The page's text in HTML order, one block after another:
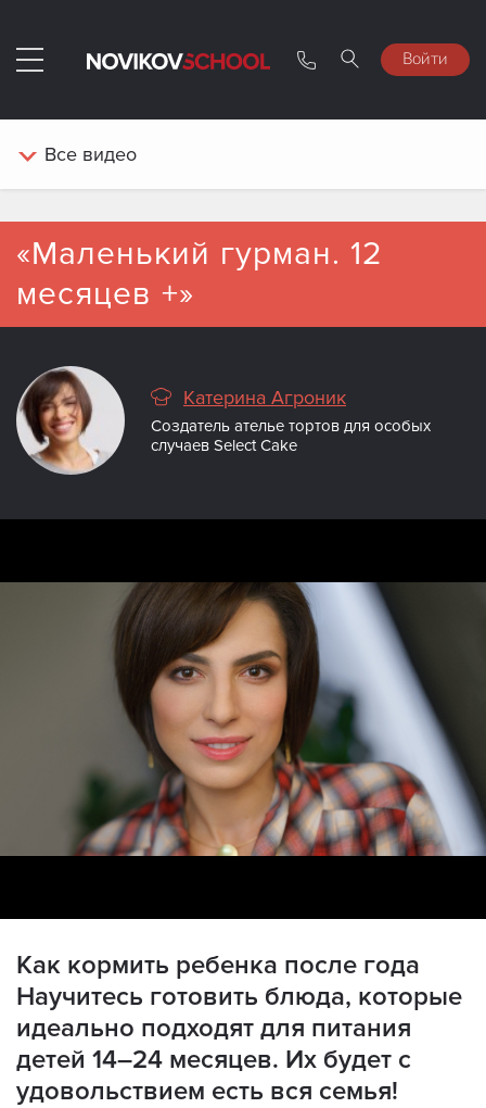
Войти
Все видео
«Маленький гурман. 12
месяцев +»
Катерина Агроник
Создатель ателье тортов для особых
случаев Select Cake
Просмотр видео доступен только
зарегистрированным пользователям с
оформленной подпиской.
Как кормить ребенка после года
Научитесь готовить блюда, которые
идеально подходят для питания
детей 14–24 месяцев. Их будет с
удовольствием есть вся семья!